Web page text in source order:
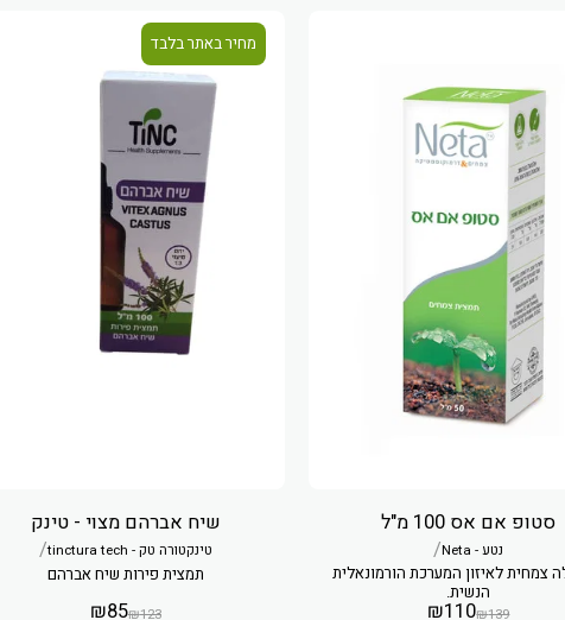
סטופ אם אס 100 מ"ל
נטע - Neta /
צמחית לאיזון המערכת הורמונאלית
הנשית.
₪139
₪110
מחיר באתר בלבד
שיח אברהם מצוי - טינק
טינקטורה טק - tinctura tech /
תמצית פירות שיח אברהם
₪123
₪85